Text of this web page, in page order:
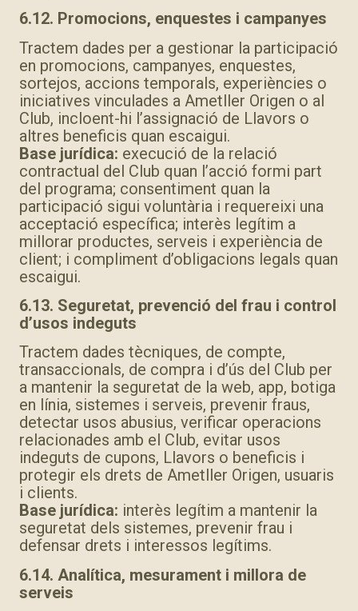
6.12. Promocions, enquestes i campanyes
Tractem dades per a gestionar la participació
en promocions, campanyes, enquestes,
sortejos, accions temporals, experiències o
iniciatives vinculades a Ametller Origen o al
Club, incloent-hi l’assignació de Llavors o
altres beneficis quan escaigui.
Base jurídica: execució de la relació
contractual del Club quan l’acció formi part
del programa; consentiment quan la
participació sigui voluntària i requereixi una
acceptació específica; interès legítim a
millorar productes, serveis i experiència de
client; i compliment d’obligacions legals quan
escaigui.
6.13. Seguretat, prevenció del frau i control
d’usos indeguts
Tractem dades tècniques, de compte,
transaccionals, de compra i d’ús del Club per
a mantenir la seguretat de la web, app, botiga
en línia, sistemes i serveis, prevenir fraus,
detectar usos abusius, verificar operacions
relacionades amb el Club, evitar usos
indeguts de cupons, Llavors o beneficis i
protegir els drets de Ametller Origen, usuaris
i clients.
Base jurídica: interès legítim a mantenir la
seguretat dels sistemes, prevenir frau i
defensar drets i interessos legítims.
6.14. Analítica, mesurament i millora de
serveis